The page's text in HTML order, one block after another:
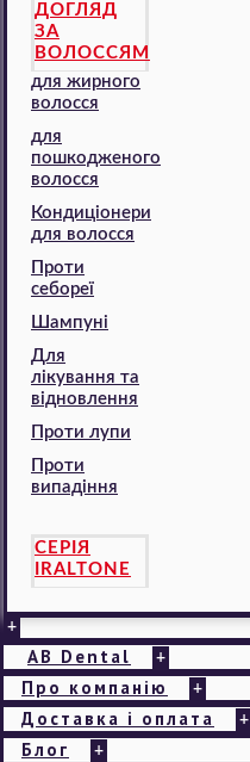
ДОГЛЯД
ЗА
ВОЛОССЯМ
для жирного
волосся
для
пошкодженого
волосся
Кондиціонери
для волосся
Проти
себореї
Шампуні
Для
лікування та
відновлення
Проти лупи
Проти
випадіння
СЕРІЯ
IRALTONE
+
AB Dental +
Про компанію +
Доставка і оплата +
Блог +